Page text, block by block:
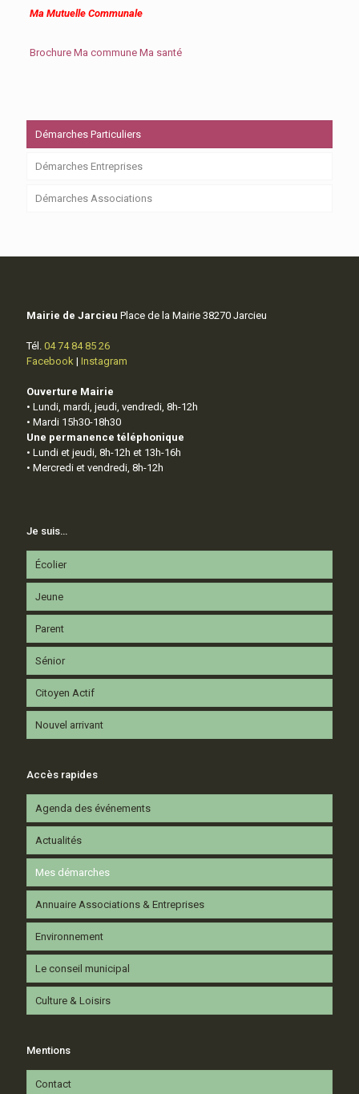
Ma Mutuelle Communale
Brochure Ma commune Ma santé
Démarches Particuliers
Démarches Entreprises
Démarches Associations
Mairie de Jarcieu Place de la Mairie 38270 Jarcieu
Tél. 04 74 84 85 26
Facebook | Instagram
Ouverture Mairie
• Lundi, mardi, jeudi, vendredi, 8h-12h
• Mardi 15h30-18h30
Une permanence téléphonique
• Lundi et jeudi, 8h-12h et 13h-16h
• Mercredi et vendredi, 8h-12h
Je suis…
Écolier
Jeune
Parent
Sénior
Citoyen Actif
Nouvel arrivant
Accès rapides
Agenda des événements
Actualités
Mes démarches
Annuaire Associations & Entreprises
Environnement
Le conseil municipal
Culture & Loisirs
Mentions
Contact